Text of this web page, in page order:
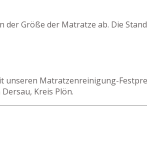
Größe der Matratze ab. Die
Matratzenreinigung-
Kreis Plön.